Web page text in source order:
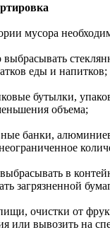
мусора
еды и напитков;
бутылки,
объема;
банки,
в
загрязненной
очистки от
или вывозить на